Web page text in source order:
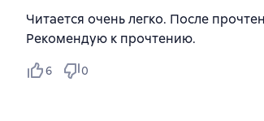
Читается очень легко. После
Рекомендую к прочтению.
6 0